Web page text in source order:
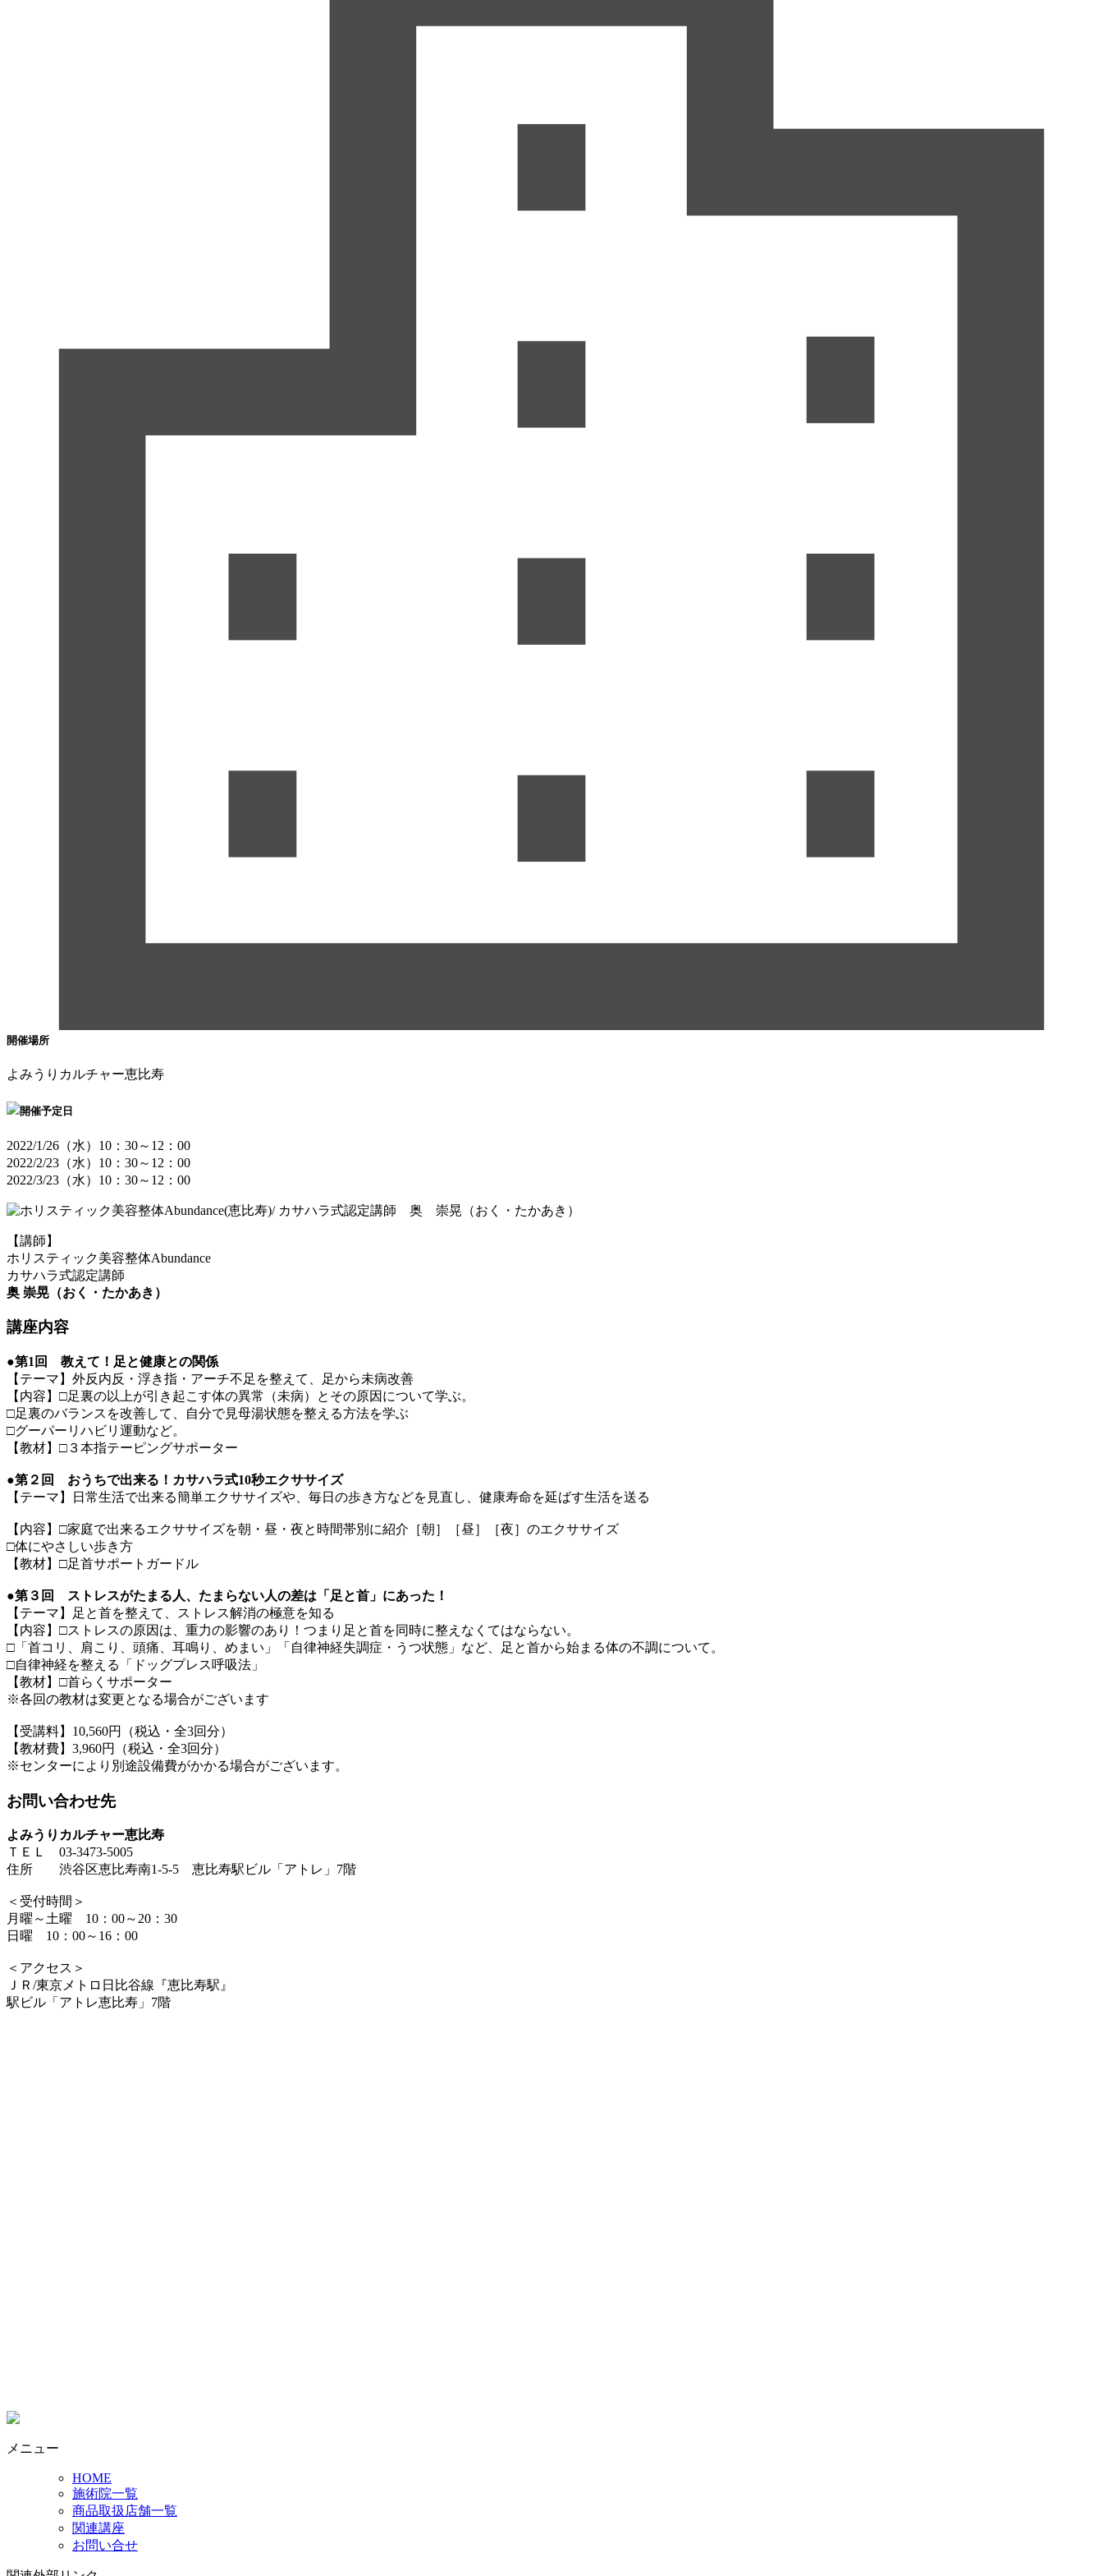
開催場所
よみうりカルチャー恵比寿
開催予定日
2022/1/26（水）10：30～12：00
2022/2/23（水）10：30～12：00
2022/3/23（水）10：30～12：00
【講師】
ホリスティック美容整体Abundance
カサハラ式認定講師
奥 崇晃（おく・たかあき）
講座内容
●第1回 教えて！足と健康との関係
【テーマ】外反内反・浮き指・アーチ不足を整えて、足から未病改善
【内容】□足裏の以上が引き起こす体の異常（未病）とその原因について学ぶ。
□足裏のバランスを改善して、自分で見母湯状態を整える方法を学ぶ
□グーパーリハビリ運動など。
【教材】□３本指テーピングサポーター
●第２回 おうちで出来る！カサハラ式10秒エクササイズ
【テーマ】日常生活で出来る簡単エクササイズや、毎日の歩き方などを見直し、健康寿命を延ばす生活を送る
【内容】□家庭で出来るエクササイズを朝・昼・夜と時間帯別に紹介［朝］［昼］［夜］のエクササイズ
□体にやさしい歩き方
【教材】□足首サポートガードル
●第３回 ストレスがたまる人、たまらない人の差は「足と首」にあった！
【テーマ】足と首を整えて、ストレス解消の極意を知る
【内容】□ストレスの原因は、重力の影響のあり！つまり足と首を同時に整えなくてはならない。
□「首コリ、肩こり、頭痛、耳鳴り、めまい」「自律神経失調症・うつ状態」など、足と首から始まる体の不調について。
□自律神経を整える「ドッグプレス呼吸法」
【教材】□首らくサポーター
※各回の教材は変更となる場合がございます
【受講料】10,560円（税込・全3回分）
【教材費】3,960円（税込・全3回分）
※センターにより別途設備費がかかる場合がございます。
お問い合わせ先
よみうりカルチャー恵比寿
ＴＥＬ 03-3473-5005
住所 渋谷区恵比寿南1-5-5 恵比寿駅ビル「アトレ」7階
＜受付時間＞
月曜～土曜 10：00～20：30
日曜 10：00～16：00
＜アクセス＞
ＪＲ/東京メトロ日比谷線『恵比寿駅』
駅ビル「アトレ恵比寿」7階
メニュー
HOME
施術院一覧
商品取扱店舗一覧
関連講座
お問い合せ